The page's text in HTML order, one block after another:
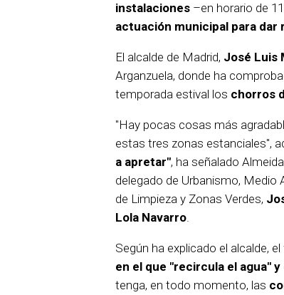
instalaciones –en horario de
actuación municipal para
El alcalde de Madrid, José Luis
Arganzuela, donde ha
temporada estival los chorros
"Hay pocas cosas más
estas tres zonas estanciales",
a apretar", ha señalado
delegado de Urbanismo, Medio
de Limpieza y Zonas Verdes,
Lola Navarro.
Según ha explicado el alcalde,
en el que "recircula el agua"
tenga, en todo momento, las